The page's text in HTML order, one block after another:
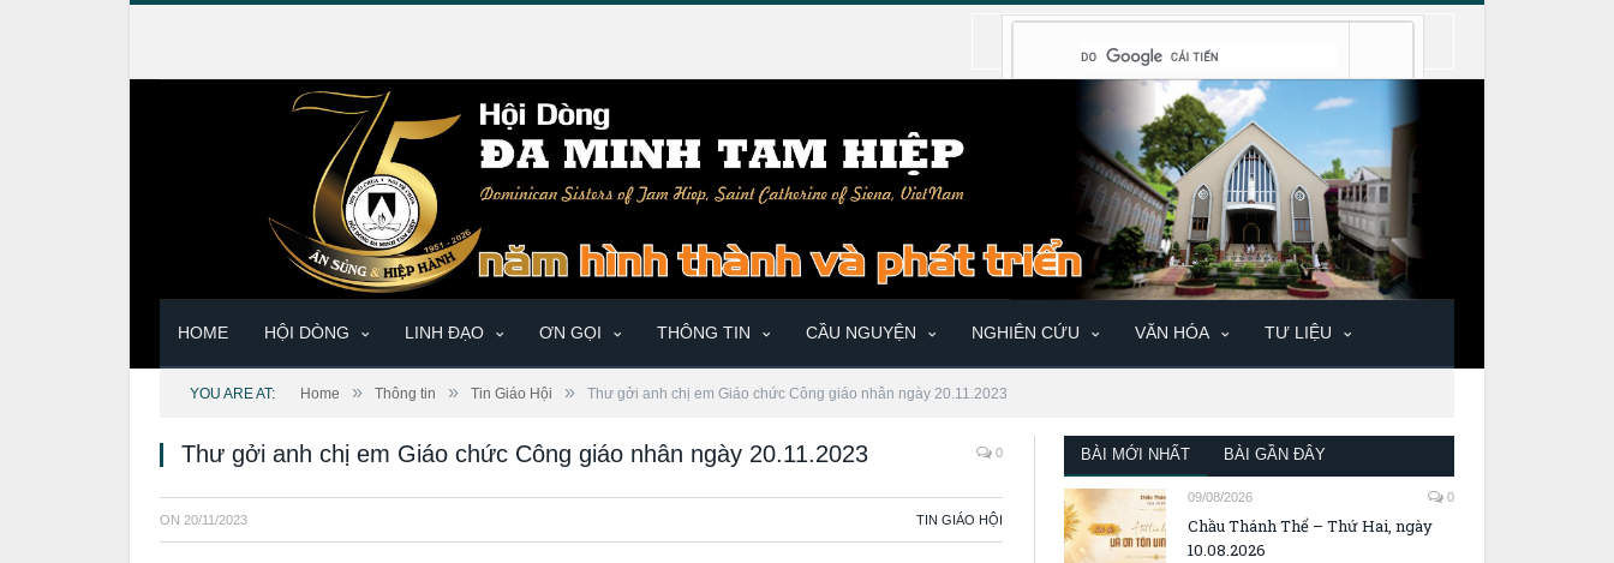
HOME HỘI DÒNG LINH ĐẠO ƠN GỌI THÔNG TIN CẦU NGUYỆN NGHIÊN CỨU VĂN HÓA TƯ LIỆU
YOU ARE AT: Home » Thông tin » Tin Giáo Hội » Thư gởi anh chị em Giáo chức Công giáo nhân ngày 20.11.2023
Thư gởi anh chị em Giáo chức Công giáo nhân ngày 20.11.2023 0
ON 20/11/2023 TIN GIÁO HỘI
BÀI MỚI NHẤT BÀI GẦN ĐÂY
09/08/2026 0
Chầu Thánh Thể – Thứ Hai, ngày
10.08.2026